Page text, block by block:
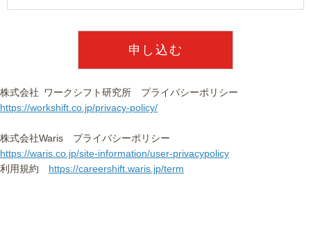
株式会社 ワークシフト研究所 プライバシーポリシー
https://workshift.co.jp/privacy-policy/
株式会社Waris プライバシーポリシー
https://waris.co.jp/site-information/user-privacypolicy
利用規約 https://careershift.waris.jp/term